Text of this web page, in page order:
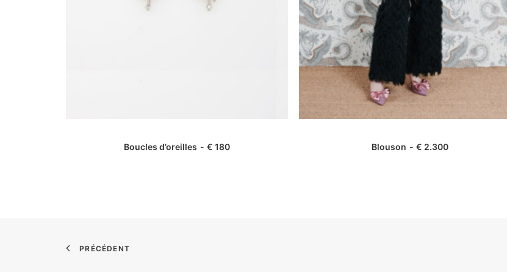
AJOUTER AU PANIER
Boucles d’oreilles € 180 AJOUTER AU PANIER
Blouson € 2.300
PRÉCÉDENT